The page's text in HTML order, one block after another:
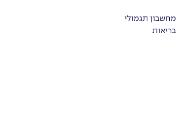
מחשבון תגמולי
בריאות